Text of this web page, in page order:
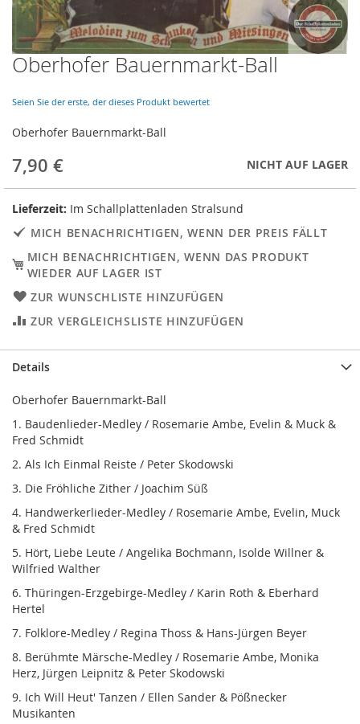
Skip
to
beginning
of
the
images
gallery
Oberhofer Bauernmarkt-Ball
Seien Sie der erste, der dieses Produkt bewertet
Oberhofer Bauernmarkt-Ball
7,90 € NICHT AUF LAGER
Lieferzeit: Im Schallplattenladen Stralsund
MICH BENACHRICHTIGEN, WENN DER PREIS FÄLLT
MICH BENACHRICHTIGEN, WENN DAS PRODUKT
WIEDER AUF LAGER IST
ZUR WUNSCHLISTE HINZUFÜGEN
ZUR VERGLEICHSLISTE HINZUFÜGEN
Details
Oberhofer Bauernmarkt-Ball
1. Baudenlieder-Medley / Rosemarie Ambe, Evelin & Muck &
Fred Schmidt
2. Als Ich Einmal Reiste / Peter Skodowski
3. Die Fröhliche Zither / Joachim Süß
4. Handwerkerlieder-Medley / Rosemarie Ambe, Evelin, Muck
& Fred Schmidt
5. Hört, Liebe Leute / Angelika Bochmann, Isolde Willner &
Wilfried Walther
6. Thüringen-Erzgebirge-Medley / Karin Roth & Eberhard
Hertel
7. Folklore-Medley / Regina Thoss & Hans-Jürgen Beyer
8. Berühmte Märsche-Medley / Rosemarie Ambe, Monika
Herz, Jürgen Leipnitz & Peter Skodowski
9. Ich Will Heut' Tanzen / Ellen Sander & Pößnecker
Musikanten